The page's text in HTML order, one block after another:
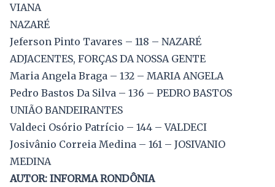
VIANA
NAZARÉ
Jeferson Pinto Tavares – 118 – NAZARÉ
ADJACENTES, FORÇAS DA NOSSA GENTE
Maria Angela Braga – 132 – MARIA ANGELA
Pedro Bastos Da Silva – 136 – PEDRO BASTOS
UNIÃO BANDEIRANTES
Valdeci Osório Patrício – 144 – VALDECI
Josivânio Correia Medina – 161 – JOSIVANIO
MEDINA
AUTOR: INFORMA RONDÔNIA